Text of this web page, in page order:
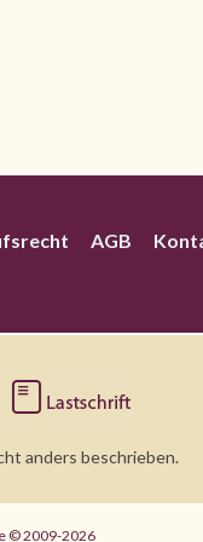
AGB
anders beschrieben.
© 2009-2026